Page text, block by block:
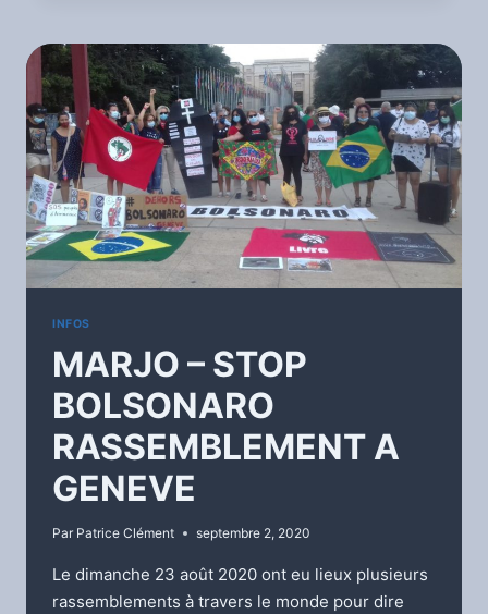
COACH-
CONFÉRENCIER
INTERNATIONAL.
INFOS
MARJO – STOP
BOLSONARO
RASSEMBLEMENT A
GENEVE
Par Patrice Clément septembre 2, 2020
Le dimanche 23 août 2020 ont eu lieux plusieurs
rassemblements à travers le monde pour dire